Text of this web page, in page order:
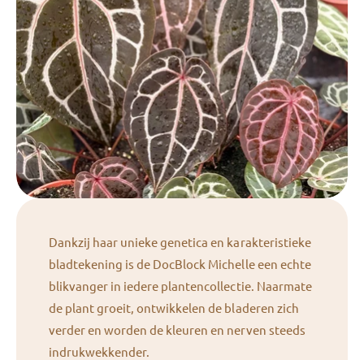
Dankzij haar unieke genetica en karakteristieke
bladtekening is de DocBlock Michelle een echte
blikvanger in iedere plantencollectie. Naarmate
de plant groeit, ontwikkelen de bladeren zich
verder en worden de kleuren en nerven steeds
indrukwekkender.